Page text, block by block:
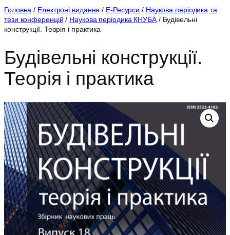
Головна / Електроні видання / Е-Ресурси / Наукова періодика та
тези конференцій / Наукова періодика КНУБА/ Будівельні
конструкції. Теорія і практика
Будівельні конструкції.
Теорія і практика